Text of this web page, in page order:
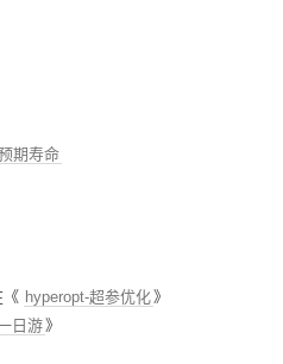
期寿命
《 hyperopt-超参优化 》
日游 》